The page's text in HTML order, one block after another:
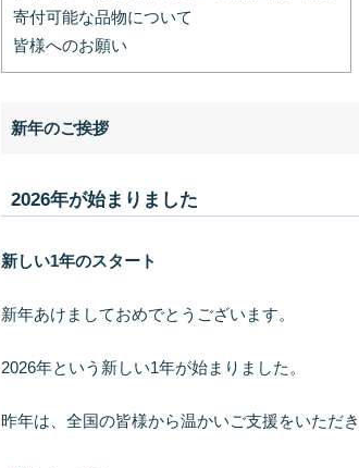
寄付可能な品物について
皆様へのお願い
新年のご挨拶
2026年が始まりました
新しい1年のスタート
新年あけましておめでとうございます。
2026年という新しい1年が始まりました。
昨年は、全国の皆様から温かいご支援をいただ